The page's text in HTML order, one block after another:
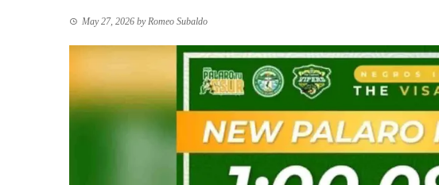
May 27, 2026 byRomeo Subaldo